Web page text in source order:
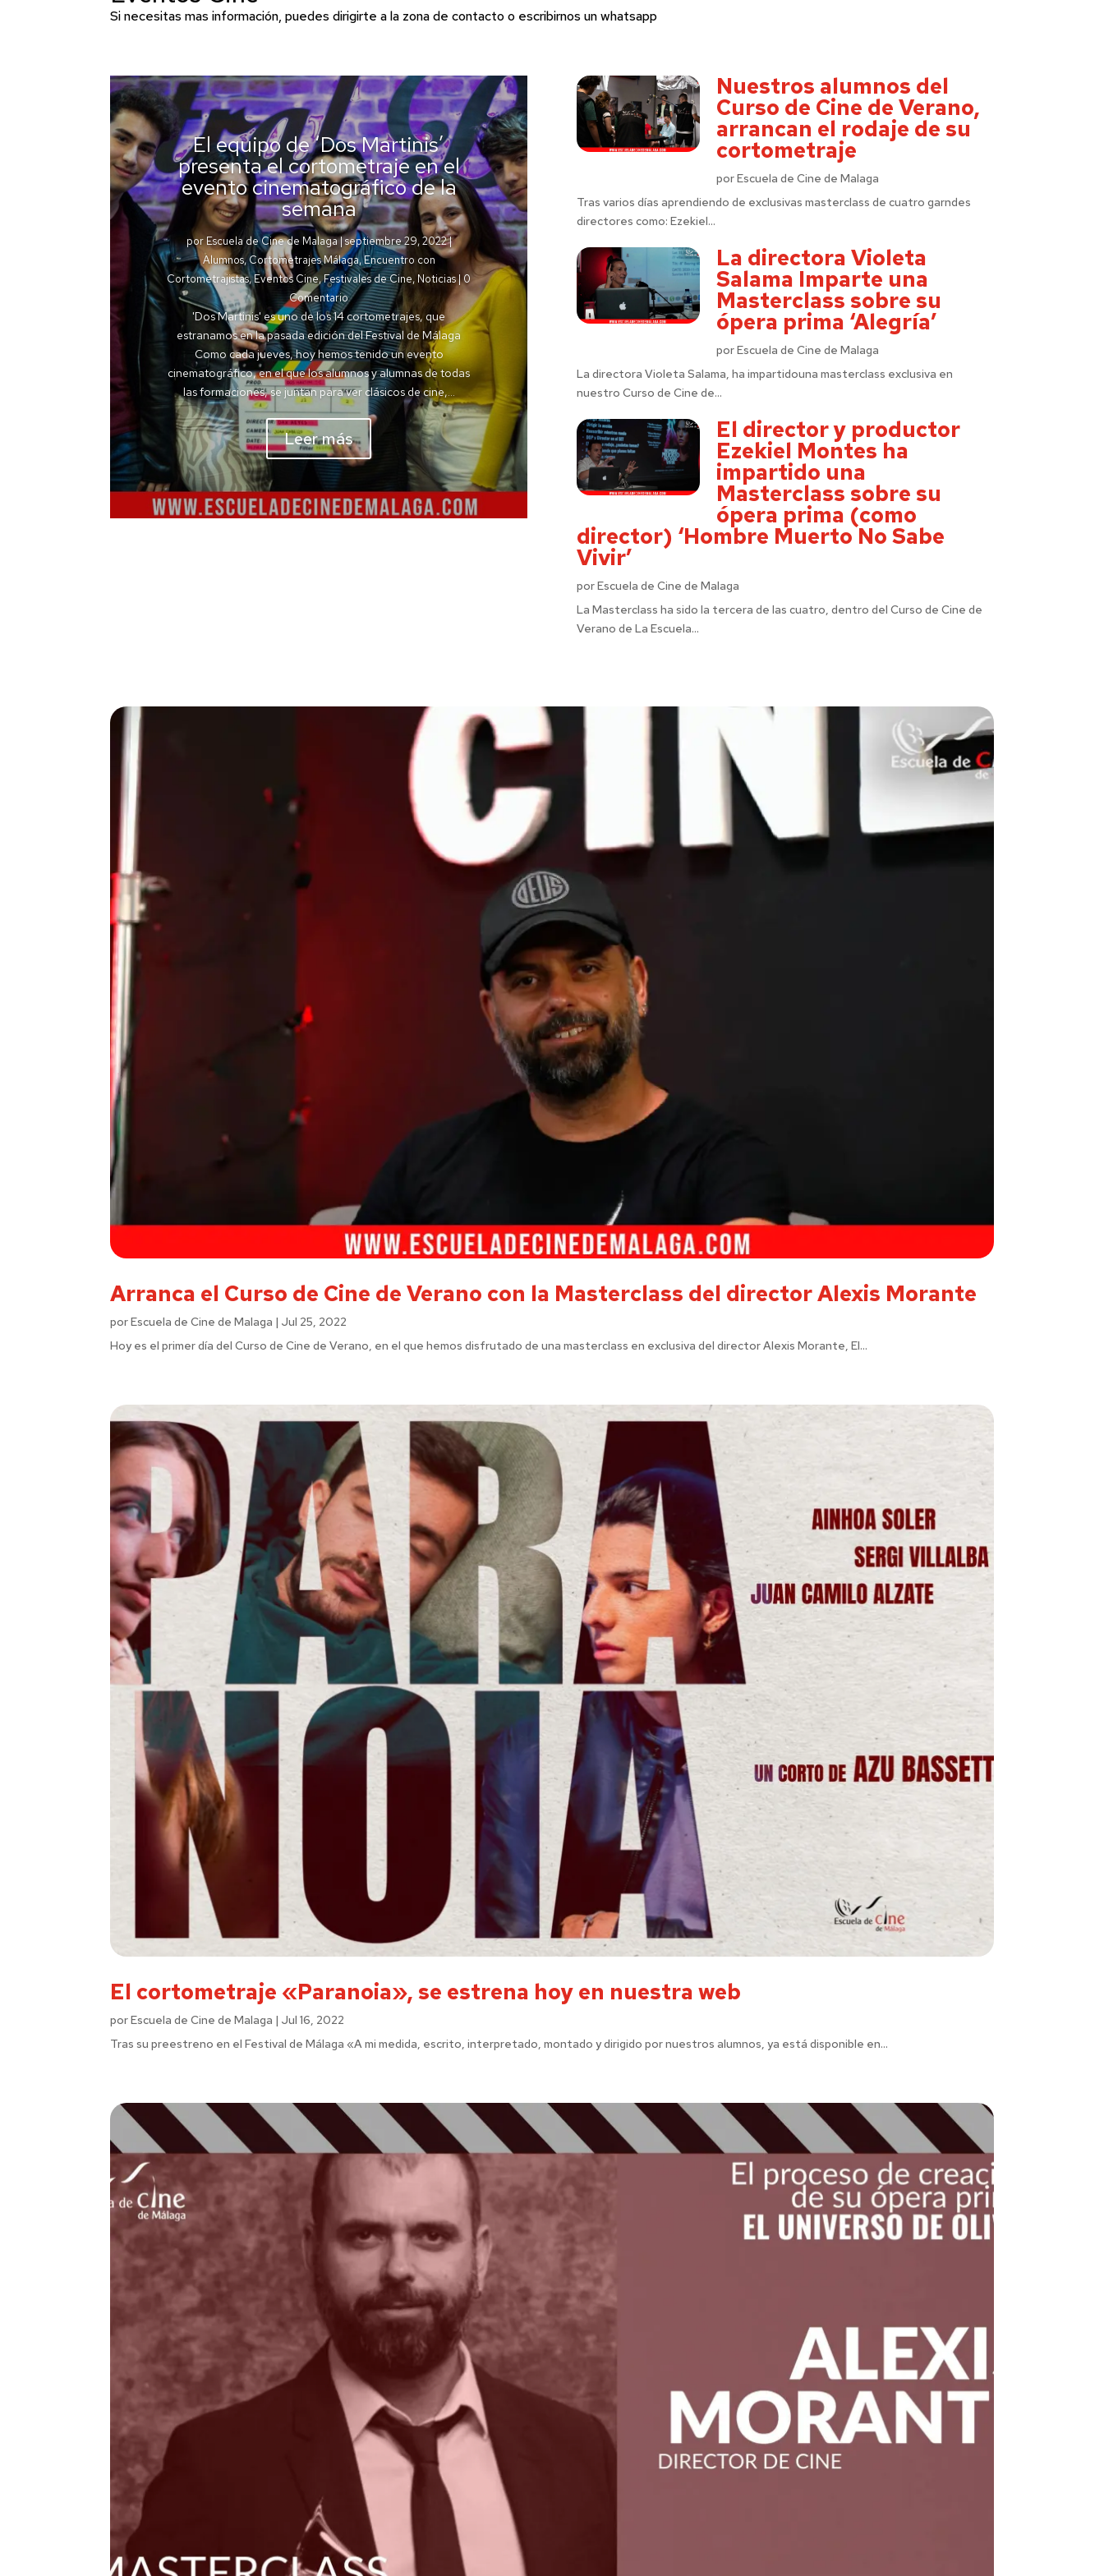
Si necesitas mas información, puedes dirigirte a la zona decontacto o escribirnos un whatsapp
El equipo de ‘Dos Martinis’
presenta el cortometraje en el
evento cinematográfico de la
semana
porEscuela de Cine de Malaga|septiembre 29, 2022|
Alumnos,Cortometrajes Málaga,Encuentro con
Cortometrajistas,Eventos Cine,Festivales de Cine, Noticias| 0
Comentario
'Dos Martinis' es uno de los 14 cortometrajes, que
estranamos en la pasada edición del Festival de Málaga
Como cada jueves, hoy hemos tenido un evento
cinematográfico, en el que los alumnos y alumnas de todas
las formaciones, se juntan para ver clásicos de cine,...
Leer más
Nuestros alumnos del
Curso de Cine de Verano,
arrancan el rodaje de su
cortometraje
porEscuela de Cine de Malaga
Tras varios días aprendiendo de exclusivas masterclass de cuatro garndes
directores como: Ezekiel...
La directora Violeta
Salama Imparte una
Masterclass sobre su
ópera prima ‘Alegría’
porEscuela de Cine de Malaga
La directora Violeta Salama, ha impartidouna masterclass exclusiva en
nuestro Curso de Cine de...
El director y productor
Ezekiel Montes ha
impartido una
Masterclass sobre su
ópera prima (como
director) ‘Hombre Muerto No Sabe
Vivir’
porEscuela de Cine de Malaga
La Masterclass ha sido la tercera de las cuatro, dentro del Curso de Cine de
Verano de La Escuela...
Arranca el Curso de Cine de Verano con la Masterclass del director Alexis Morante
porEscuela de Cine de Malaga |Jul 25, 2022
Hoy es el primer día del Curso de Cine de Verano, en el que hemos disfrutado de una masterclass en exclusiva del director Alexis Morante, El...
El cortometraje «Paranoia», se estrena hoy en nuestra web
porEscuela de Cine de Malaga |Jul 16, 2022
Tras su preestreno en el Festival de Málaga «A mi medida, escrito, interpretado, montado y dirigido por nuestros alumnos, ya está disponible en...